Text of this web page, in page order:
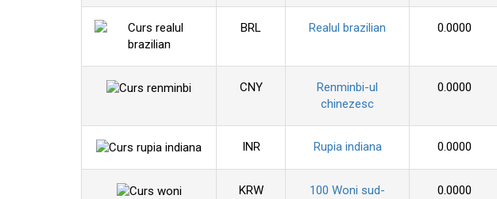
BRL Realul brazilian 0.0000
CNY
Renminbi-ul
chinezesc
0.0000
INR Rupia indiana 0.0000
KRW
100 Woni sud-
0.0000